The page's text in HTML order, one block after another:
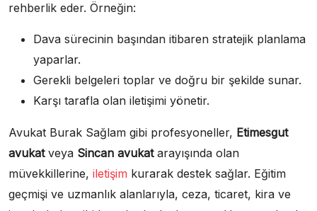
rehberlik eder. Örneğin:
Dava sürecinin başından itibaren stratejik planlama
yaparlar.
Gerekli belgeleri toplar ve doğru bir şekilde sunar.
Karşı tarafla olan iletişimi yönetir.
Avukat Burak Sağlam gibi profesyoneller, Etimesgut
avukatveya Sincan avukatarayışında olan
müvekkillerine, iletişim kurarak destek sağlar. Eğitim
geçmişi ve uzmanlık alanlarıyla, ceza, ticaret, kira ve